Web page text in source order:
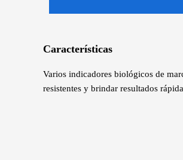
Características
Varios indicadores biológicos de
resistentes y brindar resultados